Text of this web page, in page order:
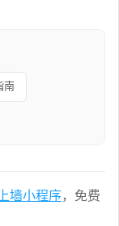
南
墙小程序，免费